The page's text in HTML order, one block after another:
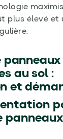
plus élevé et
au sol :
et